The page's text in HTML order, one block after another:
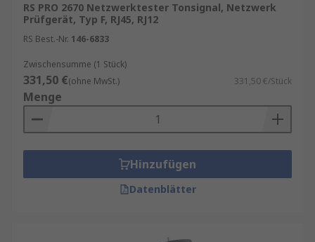
RS PRO 2670 Netzwerktester Tonsignal, Netzwerk
Prüfgerät, Typ F, RJ45, RJ12
RS Best.-Nr. 146-6833
Zwischensumme (1 Stück)
331,50 €(ohne MwSt.) 331,50 €/Stück
Menge
Hinzufügen
Datenblätter